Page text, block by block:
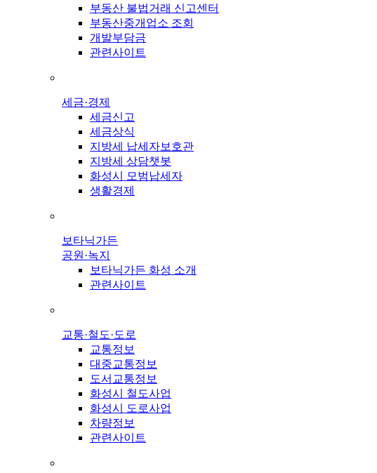
부동산 불법거래 신고센터
부동산중개업소 조회
개발부담금
관련사이트
세금·경제
세금신고
세금상식
지방세 납세자보호관
지방세 상담챗봇
화성시 모범납세자
생활경제
보타닉가든
공원·녹지
보타닉가든 화성 소개
관련사이트
교통·철도·도로
교통정보
대중교통정보
도서교통정보
화성시 철도사업
화성시 도로사업
차량정보
관련사이트